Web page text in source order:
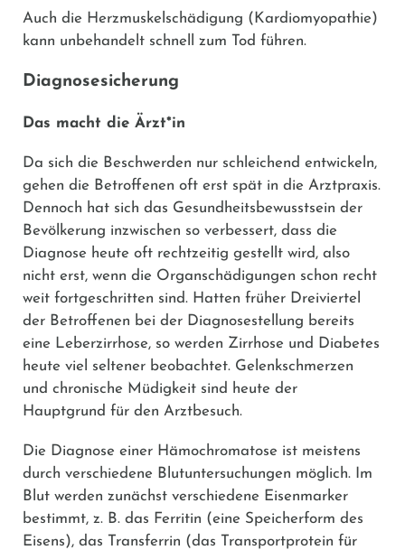
Auch die Herzmuskelschädigung (Kardiomyopathie)
kann unbehandelt schnell zum Tod führen.
Diagnosesicherung
Das macht die Ärzt*in
Da sich die Beschwerden nur schleichend entwickeln,
gehen die Betroffenen oft erst spät in die Arztpraxis.
Dennoch hat sich das Gesundheitsbewusstsein der
Bevölkerung inzwischen so verbessert, dass die
Diagnose heute oft rechtzeitig gestellt wird, also
nicht erst, wenn die Organschädigungen schon recht
weit fortgeschritten sind. Hatten früher Dreiviertel
der Betroffenen bei der Diagnosestellung bereits
eine Leberzirrhose, so werden Zirrhose und Diabetes
heute viel seltener beobachtet. Gelenkschmerzen
und chronische Müdigkeit sind heute der
Hauptgrund für den Arztbesuch.
Die Diagnose einer Hämochromatose ist meistens
durch verschiedene Blutuntersuchungen möglich. Im
Blut werden zunächst verschiedene Eisenmarker
bestimmt, z. B. das Ferritin (eine Speicherform des
Eisens), das Transferrin (das Transportprotein für